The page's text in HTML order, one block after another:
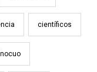
científicos